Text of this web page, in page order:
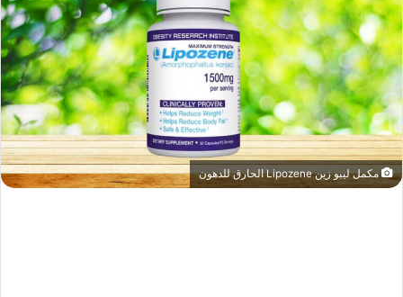
مكمل ليبو زين Lipozene الحارق للدهون